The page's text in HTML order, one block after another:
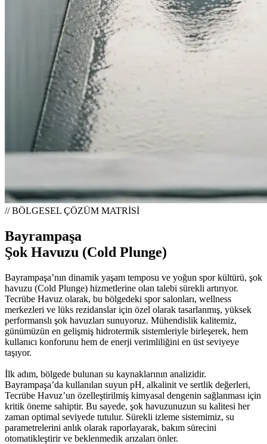
// BÖLGESEL ÇÖZÜM MATRİSİ
Bayrampaşa
Şok Havuzu (Cold Plunge)
Bayrampaşa’nın dinamik yaşam temposu ve yoğun spor kültürü, şok
havuzu (Cold Plunge) hizmetlerine olan talebi sürekli artırıyor.
Tecrübe Havuz olarak, bu bölgedeki spor salonları, wellness
merkezleri ve lüks rezidanslar için özel olarak tasarlanmış, yüksek
performanslı şok havuzları sunuyoruz. Mühendislik kalitemiz,
günümüzün en gelişmiş hidrotermik sistemleriyle birleşerek, hem
kullanıcı konforunu hem de enerji verimliliğini en üst seviyeye
taşıyor.
İlk adım, bölgede bulunan su kaynaklarının analizidir.
Bayrampaşa’da kullanılan suyun pH, alkalinit ve sertlik değerleri,
Tecrübe Havuz’un özelleştirilmiş kimyasal dengenin sağlanması için
kritik öneme sahiptir. Bu sayede, şok havuzunuzun su kalitesi her
zaman optimal seviyede tutulur. Sürekli izleme sistemimiz, su
parametrelerini anlık olarak raporlayarak, bakım sürecini
otomatikleştirir ve beklenmedik arızaları önler.